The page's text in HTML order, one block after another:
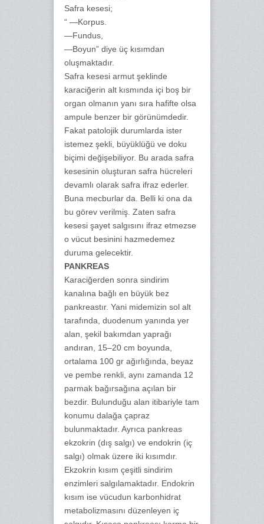
Safra kesesi;
“ —Korpus.
—Fundus,
—Boyun” diye üç kısımdan
oluşmaktadır.
Safra kesesi armut şeklinde
karaciğerin alt kısmında içi boş bir
organ olmanın yanı sıra hafifte olsa
ampule benzer bir görünümdedir.
Fakat patolojik durumlarda ister
istemez şekli, büyüklüğü ve doku
biçimi değişebiliyor. Bu arada safra
kesesinin oluşturan safra hücreleri
devamlı olarak safra ifraz ederler.
Buna mecburlar da. Belli ki ona da
bu görev verilmiş. Zaten safra
kesesi şayet salgısını ifraz etmezse
o vücut besinini hazmedemez
duruma gelecektir.
PANKREAS
Karaciğerden sonra sindirim
kanalına bağlı en büyük bez
pankreastır. Yani midemizin sol alt
tarafında, duodenum yanında yer
alan, şekil bakımdan yaprağı
andıran, 15–20 cm boyunda,
ortalama 100 gr ağırlığında, beyaz
ve pembe renkli, aynı zamanda 12
parmak bağırsağına açılan bir
bezdir. Bulunduğu alan itibariyle tam
konumu dalağa çapraz
bulunmaktadır. Ayrıca pankreas
ekzokrin (dış salgı) ve endokrin (iç
salgı) olmak üzere iki kısımdır.
Ekzokrin kısım çeşitli sindirim
enzimleri salgılamaktadır. Endokrin
kısım ise vücudun karbonhidrat
metabolizmasını düzenleyen iç